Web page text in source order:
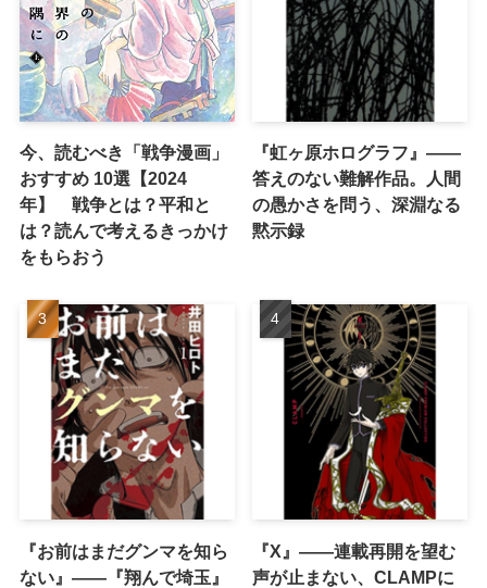
今、読むべき「戦争漫画」
おすすめ 10選【2024
年】 戦争とは？平和と
は？読んで考えるきっかけ
をもらおう
『虹ヶ原ホログラフ』——
答えのない難解作品。人間
の愚かさを問う、深淵なる
黙示録
『お前はまだグンマを知ら
ない』――『翔んで埼玉』
『X』——連載再開を望む
声が止まない、CLAMPに